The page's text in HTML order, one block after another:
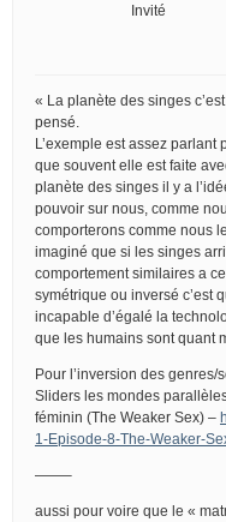
Invité
« La planète des singes
pensé.
L’exemple est assez parlant
que souvent elle est faite
planète des singes il y a
pouvoir sur nous, comme
comporterons comme nous
imaginé que si les singes
comportement similaires a
symétrique ou inversé c’est
incapable d’égalé la
que les humains sont quant
Pour l’inversion des
Sliders les mondes
féminin (The Weaker Sex) –
1-Episode-8-The-Weaker-
——–
aussi pour voire que le «